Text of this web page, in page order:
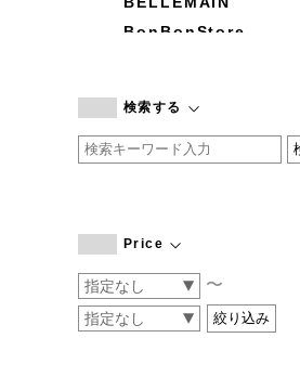
BonBonStore
by basics
CATWORTH
COGTHEBIGSMOKE
CONVERSE
DEAN & DELUCA
検索する
Price
〜